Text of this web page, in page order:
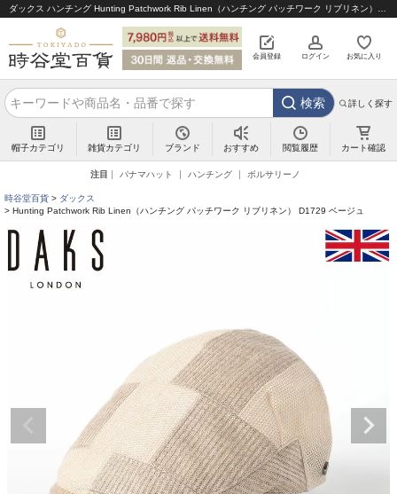
会員登録 ログイン お気に入り
検索 詳しく探す
帽子カテゴリ 雑貨カテゴリ ブランド おすすめ 閲覧履歴 カート確認
注目 パナマハット ハンチング ボルサリーノ
時谷堂百貨
ダックス
Hunting Patchwork Rib Linen（ハンチング パッチワーク リブリネン） D1729 ベージュ